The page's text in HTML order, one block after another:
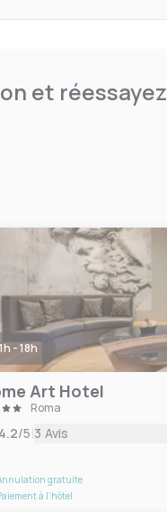
et réessayez
- 18h
Art Hotel
Roma
4.2/5|3 Avis
gratuite
à l'hôtel